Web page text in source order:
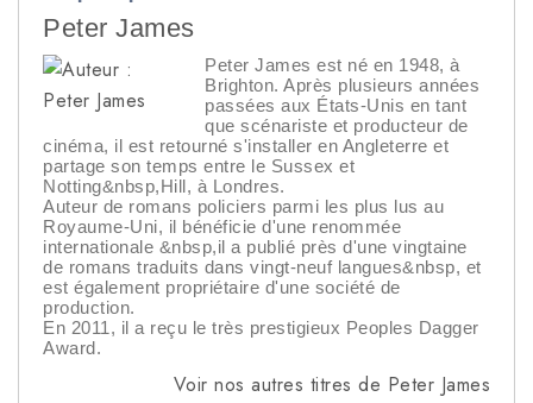
Peter James
Peter James est né en 1948, à
Brighton. Après plusieurs années
passées aux États-Unis en tant
que scénariste et producteur de
cinéma, il est retourné s'installer en Angleterre et
partage son temps entre le Sussex et
Notting&nbsp,Hill, à Londres.
Auteur de romans policiers parmi les plus lus au
Royaume-Uni, il bénéficie d'une renommée
internationale &nbsp,il a publié près d'une vingtaine
de romans traduits dans vingt-neuf langues&nbsp, et
est également propriétaire d'une société de
production.
En 2011, il a reçu le très prestigieux Peoples Dagger
Award.
Voir nos autres titres de Peter James